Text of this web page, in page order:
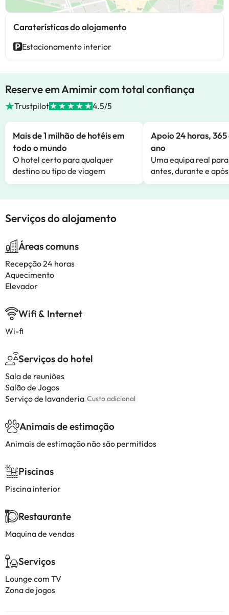
Caraterísticas do alojamento
Estacionamento interior
Reserve em Amimir com total confiança
Trustpilot 4.5/5
Mais de 1 milhão de hotéis em
todo o mundo
O hotel certo para qualquer
destino ou tipo de viagem
Apoio 24 horas,
ano
Uma equipa real
antes, durante e
Serviços do alojamento
Áreas comuns
Recepção 24 horas
Aquecimento
Elevador
Wifi & Internet
Wi-fi
Serviços do hotel
Sala de reuniões
Salão de Jogos
Serviço de lavanderia Custo adicional
Animais de estimação
Animais de estimação não são permitidos
Piscinas
Piscina interior
Restaurante
Maquina de vendas
Serviços
Lounge com TV
Zona de jogos